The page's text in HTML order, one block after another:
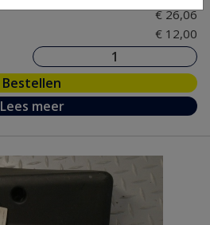
€ 26,06
€ 12,00
Bestellen
Lees meer